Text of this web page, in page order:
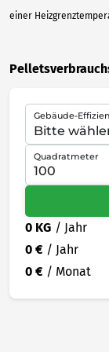
einer
Gebäude-
Quadratmeter
0 KG / Jahr
0 € / Jahr
0 € / Monat